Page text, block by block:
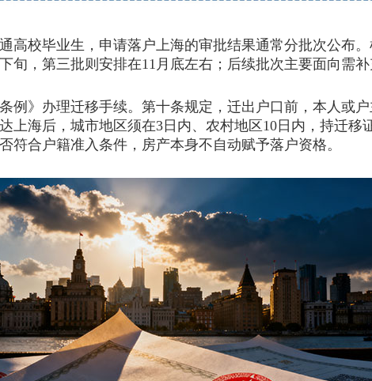
校毕业生，申请落户上海的审批结果通常分批次公布
旬，第三批则安排在11月底左右；后续批次主要面向需
》办理迁移手续。第十条规定，迁出户口前，本人或户
上海后，城市地区须在3日内、农村地区10日内，持迁
合户籍准入条件，房产本身不自动赋予落户资格。